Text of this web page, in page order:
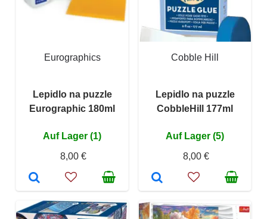
Eurographics
Lepidlo na puzzle
Eurographic 180ml
Auf Lager (1)
8,00 €
Cobble Hill
Lepidlo na puzzle
CobbleHill 177ml
Auf Lager (5)
8,00 €